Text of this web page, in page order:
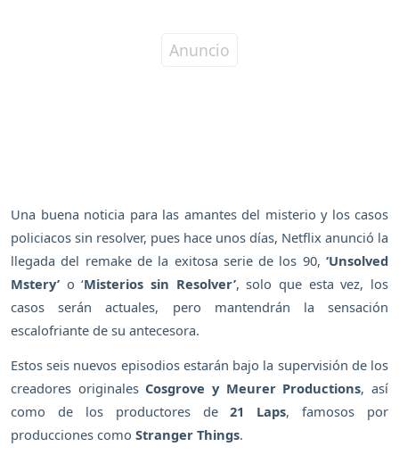
Una buena noticia para las amantes del misterio y los casos
policiacos sin resolver, pues hace unos días, Netflix anunció la
llegada del remake de la exitosa serie de los 90, ‘Unsolved
Mstery’ o ‘Misterios sin Resolver’, solo que esta vez, los
casos serán actuales, pero mantendrán la sensación
escalofriante de su antecesora.
Estos seis nuevos episodios estarán bajo la supervisión de los
creadores originales Cosgrove y Meurer Productions, así
como de los productores de21 Laps, famosos por
producciones como Stranger Things.